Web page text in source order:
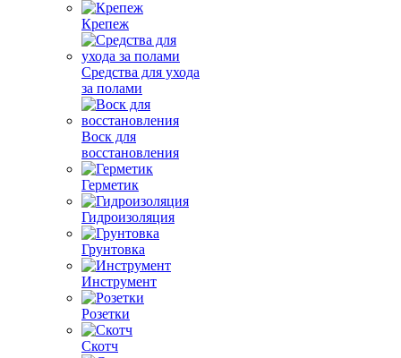
Крепеж
Средства для ухода
за полами
Воск для
восстановления
Герметик
Гидроизоляция
Грунтовка
Инструмент
Розетки
Скотч